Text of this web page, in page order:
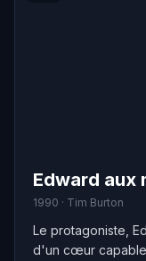
Edward aux
1990 · Tim Burton
Le protagoniste,
d'un cœur